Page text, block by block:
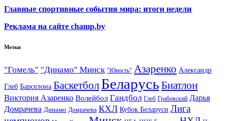
Главные спортивные события мира: итоги недели
Реклама на сайте champ.by
Метки
"Гомель" "Динамо" Минск "Юность" Азаренко Александр
Глеб Барселона Баскетбол БеларусьБиатлон
Виктория Азаренко Волейбол Гандбол Глеб Грабовский Дарья
Домрачева Динамо Домрачева КХЛ Кубок Беларуси Лига